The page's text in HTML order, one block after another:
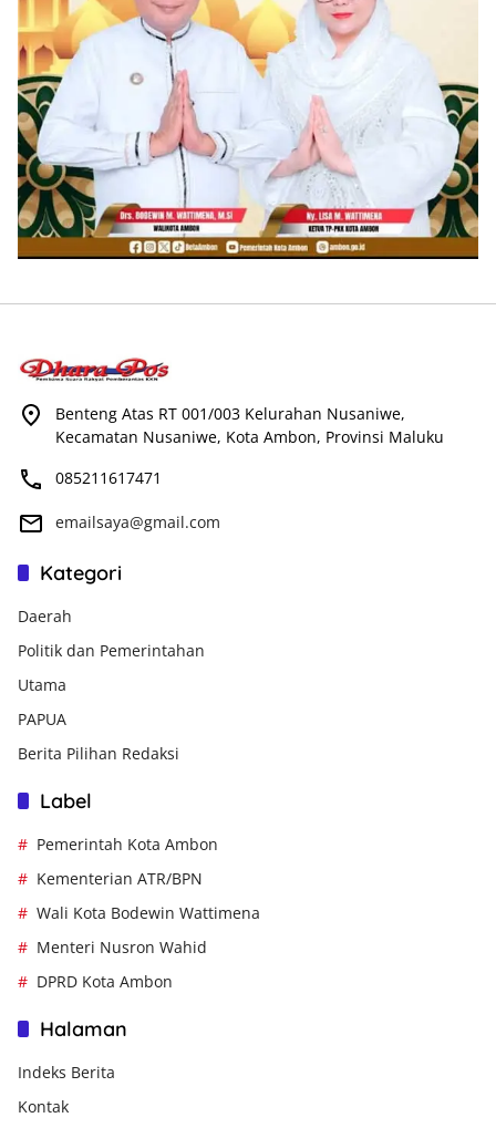
Benteng Atas RT 001/003 Kelurahan Nusaniwe,
Kecamatan Nusaniwe, Kota Ambon, Provinsi Maluku
085211617471
emailsaya@gmail.com
Kategori
Daerah
Politik dan Pemerintahan
Utama
PAPUA
Berita Pilihan Redaksi
Label
Pemerintah Kota Ambon
Kementerian ATR/BPN
Wali Kota Bodewin Wattimena
Menteri Nusron Wahid
DPRD Kota Ambon
Halaman
Indeks Berita
Kontak